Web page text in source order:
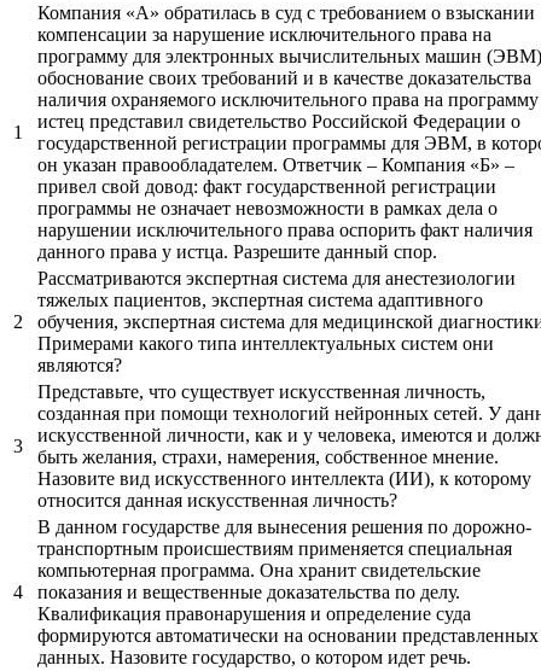
1
Компания «А» обратилась в суд с требованием о взыскании
компенсации за нарушение исключительного права на
программу для электронных вычислительных машин
обоснование своих требований и в качестве доказательства
наличия охраняемого исключительного права на программу
истец представил свидетельство Российской Федерации о
государственной регистрации программы для ЭВМ, в
он указан правообладателем. Ответчик – Компания «Б» –
привел свой довод: факт государственной регистрации
программы не означает невозможности в рамках дела о
нарушении исключительного права оспорить факт наличия
данного права у истца. Разрешите данный спор.
2
Рассматриваются экспертная система для анестезиологии
тяжелых пациентов, экспертная система адаптивного
обучения, экспертная система для медицинской
Примерами какого типа интеллектуальных систем они
являются?
3
Представьте, что существует искусственная личность,
созданная при помощи технологий нейронных сетей. У
искусственной личности, как и у человека, имеются и
быть желания, страхи, намерения, собственное мнение.
Назовите вид искусственного интеллекта (ИИ), к которому
относится данная искусственная личность?
4
В данном государстве для вынесения решения по дорожно-
транспортным происшествиям применяется специальная
компьютерная программа. Она хранит свидетельские
показания и вещественные доказательства по делу.
Квалификация правонарушения и определение суда
формируются автоматически на основании представленных
данных. Назовите государство, о котором идет речь.